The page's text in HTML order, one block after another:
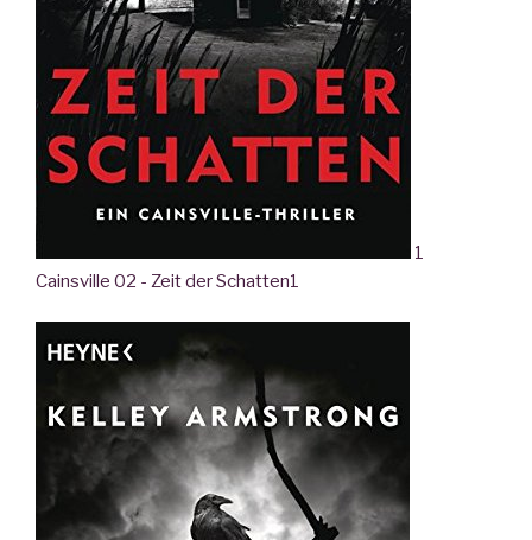
1
Cainsville 02 - Zeit der Schatten1